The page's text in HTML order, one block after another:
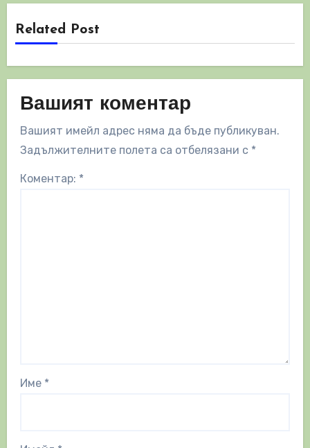
Related Post
Вашият коментар
Вашият имейл адрес няма да бъде публикуван.
Задължителните полета са отбелязани с *
Коментар: *
Име *